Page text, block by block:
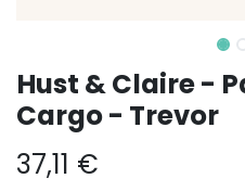
Hust & Claire -
Cargo - Trevor
37,11 €